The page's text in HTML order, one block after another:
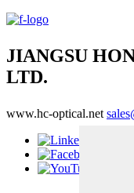
JIANGSU
LTD.
www.hc-optical.net